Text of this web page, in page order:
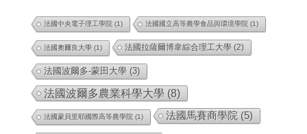
法國中央電子理工學院 (1) 法國國立高等農學食品與環境學院 (1)
法國奧爾良大學 (1) 法國拉薩爾博韋綜合理工大學 (2)
法國波爾多-蒙田大學 (3)
法國波爾多農業科學大學 (8)
法國蒙貝里耶國際高等農學院 (1) 法國馬賽商學院 (5)